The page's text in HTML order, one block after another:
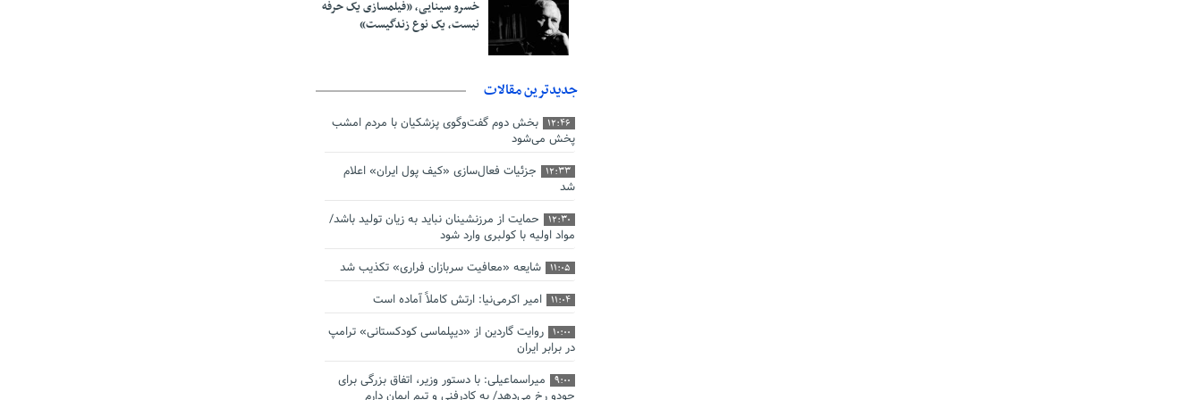
خسرو سینایی، «فیلمسازی یک حرفه
نیست، یک نوع زندگیست»
جدیدترین مقالات
12:46
بخش دوم گفت‌وگوی پزشکیان با مردم امشب
پخش می‌شود
12:33
جزئیات فعال‌سازی «کیف پول ایران» اعلام
شد
12:30
حمایت از مرزنشینان نباید به زیان تولید باشد/
مواد اولیه با کولبری وارد شود
11:05 شایعه «معافیت سربازان فراری» تکذیب شد
11:04 امیر اکرمی‌نیا: ارتش کاملاً آماده است
10:00
روایت گاردین از «دیپلماسی کودکستانی» ترامپ
در برابر ایران
9:00
میراسماعیلی: با دستور وزیر، اتفاق بزرگی برای